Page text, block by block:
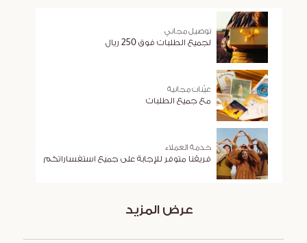
توصيل مجاني
لجميع الطلبات فوق 250 ريال
عيّنات مجانية
مع جميع الطلبات
خدمة العملاء
فريقنا متوفر للإجابة على جميع استفساراتكم
عرض المزيد